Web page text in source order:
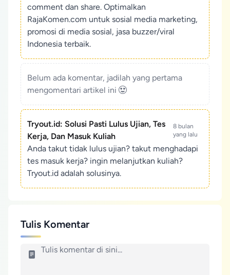
comment dan share. Optimalkan
RajaKomen.com untuk sosial media marketing,
promosi di media sosial, jasa buzzer/viral
Indonesia terbaik.
Belum ada komentar, jadilah yang pertama
mengomentari artikel ini
Tryout.id: Solusi Pasti Lulus Ujian, Tes
Kerja, Dan Masuk Kuliah
8 bulan
yang lalu
Anda takut tidak lulus ujian? takut menghadapi
tes masuk kerja? ingin melanjutkan kuliah?
Tryout.id adalah solusinya.
Tulis Komentar